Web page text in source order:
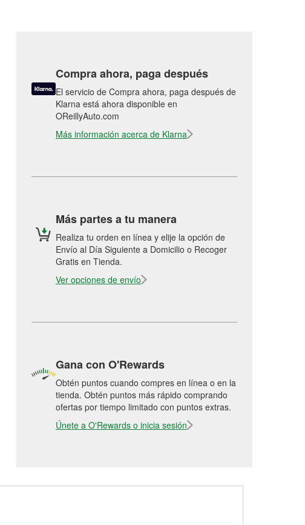
Compra ahora, paga después
El servicio de Compra ahora, paga después de
Klarna está ahora disponible en
OReillyAuto.com
Más información acerca de Klarna
Más partes a tu manera
Realiza tu orden en línea y elije la opción de
Envío al Día Siguiente a Domicilio o Recoger
Gratis en Tienda.
Ver opciones de envío
Gana con O'Rewards
Obtén puntos cuando compres en línea o en la
tienda. Obtén puntos más rápido comprando
ofertas por tiempo limitado con puntos extras.
Únete a O'Rewards o inicia sesión